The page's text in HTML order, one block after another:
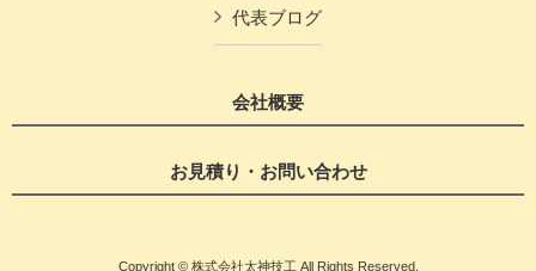
代表ブログ
会社概要
お見積り・お問い合わせ
Copyright © 株式会社太神技工 All Rights Reserved.